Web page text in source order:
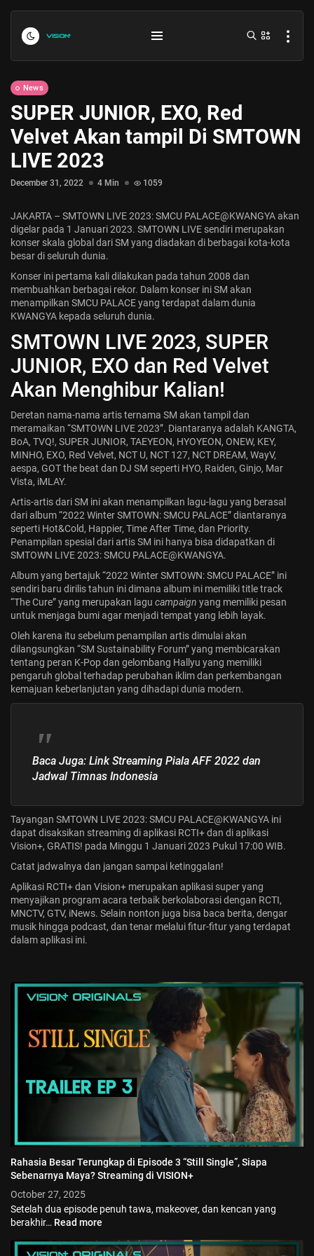
July 27, 2026 4 Min
July 23, 2026 4 Min
Jadwal ASEAN Hyundai Cup 2026...
July 22, 2026 3 Min
News
SUPER JUNIOR, EXO, Red
Velvet Akan tampil Di SMTOWN
LIVE 2023
December 31, 2022 4 Min 1059
Rahasia Besar Terungkap di Episode 3 “Still Single”, Siapa
Sebenarnya Maya? Streaming di VISION+
October 27, 2025
Setelah dua episode penuh tawa, makeover, dan kencan yang
berakhir… Read more
JAKARTA – SMTOWN LIVE 2023: SMCU PALACE@KWANGYA akan
digelar pada 1 Januari 2023. SMTOWN LIVE sendiri merupakan
konser skala global dari SM yang diadakan di berbagai kota-kota
besar di seluruh dunia.
Konser ini pertama kali dilakukan pada tahun 2008 dan
membuahkan berbagai rekor. Dalam konser ini SM akan
menampilkan SMCU PALACEyang terdapat dalam dunia
KWANGYA kepada seluruh dunia.
SMTOWN LIVE 2023, SUPER
JUNIOR, EXO dan Red Velvet
Akan Menghibur Kalian!
Deretan nama-nama artis ternama SM akan tampil dan
meramaikan “SMTOWN LIVE 2023”. Diantaranya adalah KANGTA,
BoA, TVQ!, SUPER JUNIOR, TAEYEON, HYOYEON, ONEW, KEY,
MINHO, EXO, Red Velvet, NCT U, NCT 127, NCT DREAM, WayV,
aespa, GOT the beat dan DJ SM seperti HYO, Raiden, Ginjo, Mar
Vista, iMLAY.
Artis-artis dari SM ini akan menampilkan lagu-lagu yang berasal
dari album “2022 Winter SMTOWN: SMCU PALACE” diantaranya
seperti Hot&Cold, Happier, Time After Time, dan Priority.
Penampilan spesial dari artis SM ini hanya bisa didapatkan di
SMTOWN LIVE 2023: SMCU PALACE@KWANGYA.
Album yang bertajuk “2022 Winter SMTOWN: SMCU PALACE” ini
sendiri baru dirilis tahun ini dimana album ini memiliki title track
“The Cure” yang merupakan lagu campaign yang memiliki pesan
untuk menjaga bumi agar menjadi tempat yang lebih layak.
Oleh karena itu sebelum penampilan artis dimulai akan
dilangsungkan “SM Sustainability Forum” yang membicarakan
tentang peran K-Pop dan gelombang Hallyu yang memiliki
pengaruh global terhadap perubahan iklim dan perkembangan
kemajuan keberlanjutan yang dihadapi dunia modern.
Baca Juga: Link Streaming Piala AFF 2022 dan
Jadwal Timnas Indonesia
Tayangan SMTOWN LIVE 2023: SMCU PALACE@KWANGYA ini
dapat disaksikan streaming diaplikasi RCTI+dan diaplikasi
Vision+, GRATIS! pada Minggu 1 Januari 2023 Pukul 17:00 WIB.
Catat jadwalnya dan jangan sampai ketinggalan!
Aplikasi RCTI+ dan Vision+ merupakan aplikasi super yang
menyajikan program acara terbaik berkolaborasi dengan RCTI,
MNCTV, GTV, iNews. Selain nonton juga bisa baca berita, dengar
musik hingga podcast, dan tenar melalui fitur-fitur yang terdapat
dalam aplikasi ini.